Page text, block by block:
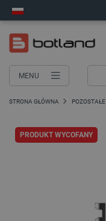
MENU
STRONA GŁÓWNA POZOSTAŁE
PRODUKT WYCOFANY